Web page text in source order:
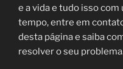
e a vida e tudo isso
tempo, entre em
desta página e saiba
resolver o seu